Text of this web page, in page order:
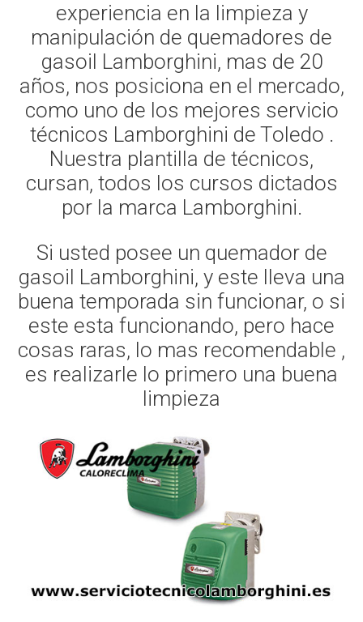
experiencia en la limpieza y
manipulación de quemadores de
gasoil Lamborghini, mas de 20
años, nos posiciona en el mercado,
como uno de los mejores servicio
técnicos Lamborghini de Toledo .
Nuestra plantilla de técnicos,
cursan, todos los cursos dictados
por la marca Lamborghini.
Si usted posee un quemador de
gasoil Lamborghini, y este lleva una
buena temporada sin funcionar, o si
este esta funcionando, pero hace
cosas raras, lo mas recomendable ,
es realizarle lo primero una buena
limpieza